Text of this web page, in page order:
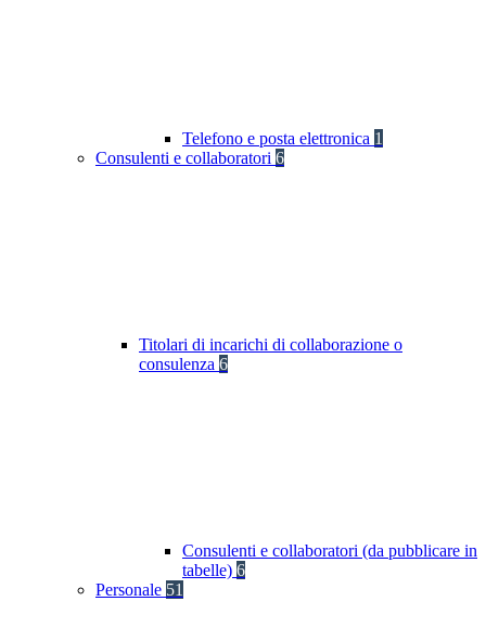
Telefono e posta elettronica 1
Consulenti e collaboratori 6
Titolari di incarichi di collaborazione o
consulenza 6
Consulenti e collaboratori (da pubblicare in
tabelle) 6
Personale 51